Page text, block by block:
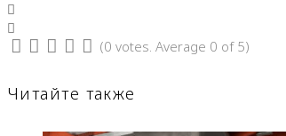
(0 votes . Average 0 of 5)
Читайте также